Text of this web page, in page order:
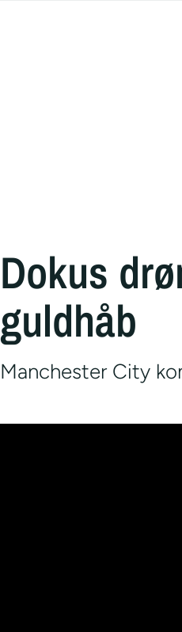
Dokus
guldhåb
Manchester City